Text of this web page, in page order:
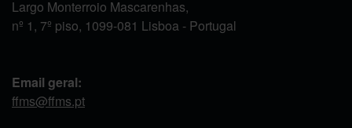
Largo Monterroio Mascarenhas,
nº 1, 7º piso, 1099-081 Lisboa - Portugal
Email geral:
ffms@ffms.pt